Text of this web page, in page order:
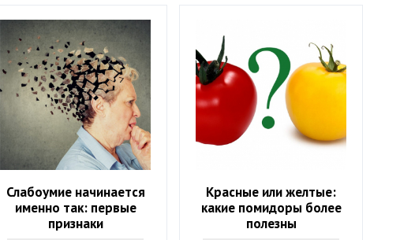
Слабоумие начинается
именно так: первые
признаки
Красные или желтые:
какие помидоры более
полезны